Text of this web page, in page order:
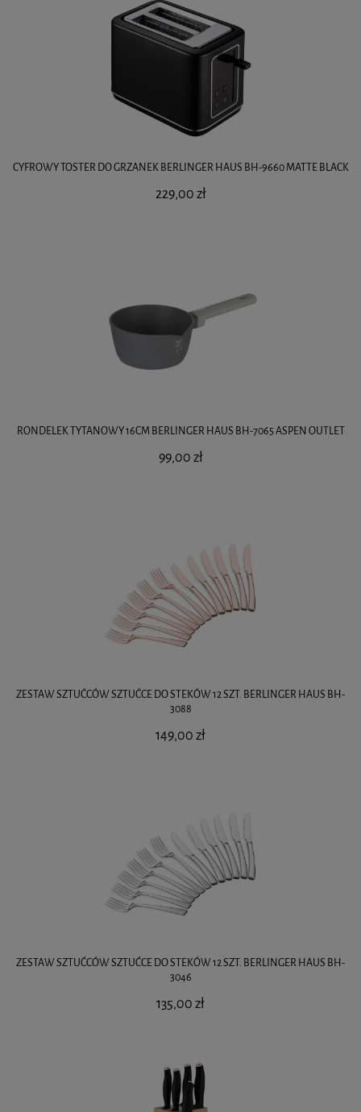
CYFROWY TOSTER DO GRZANEK BERLINGER HAUS BH-9660 MATTE BLACK
229,00 zł
RONDELEK TYTANOWY 16CM BERLINGER HAUS BH-7065 ASPEN OUTLET
99,00 zł
ZESTAW SZTUĆCÓW SZTUĆCE DO STEKÓW 12 SZT. BERLINGER HAUS BH-
3088
149,00 zł
ZESTAW SZTUĆCÓW SZTUĆCE DO STEKÓW 12 SZT. BERLINGER HAUS BH-
3046
135,00 zł